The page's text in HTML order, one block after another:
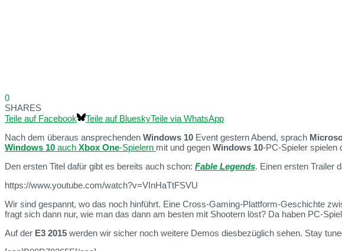
0
SHARES
Teile auf Facebook
Teile auf BlueskyTeile via WhatsApp
Nach dem überaus ansprechenden Windows 10 Event gestern Abend, sprach
Windows 10 auch Xbox One-Spielern mit und gegen Windows 10-PC-Spieler spielen
Den ersten Titel dafür gibt es bereits auch schon: Fable Legends. Einen ersten Trailer
https://www.youtube.com/watch?v=VInHaTtFSVU
Wir sind gespannt, wo das noch hinführt. Eine Cross-Gaming-Plattform-Geschichte
fragt sich dann nur, wie man das dann am besten mit Shootern löst? Da haben PC-
Auf der E3 2015 werden wir sicher noch weitere Demos diesbezüglich sehen. Stay